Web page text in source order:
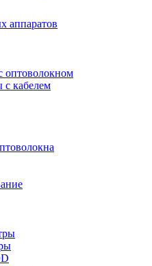
аппаратов
оптоволокном
с кабелем